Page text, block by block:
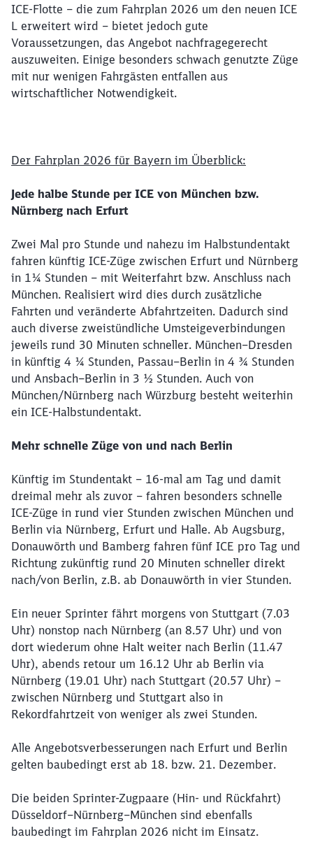
ICE-Flotte – die zum Fahrplan 2026 um den neuen ICE
L erweitert wird – bietet jedoch gute
Voraussetzungen, das Angebot nachfragegerecht
auszuweiten. Einige besonders schwach genutzte Züge
mit nur wenigen Fahrgästen entfallen aus
wirtschaftlicher Notwendigkeit.
Der Fahrplan 2026 für Bayern im Überblick:
Jede halbe Stunde per ICE von München bzw.
Nürnberg nach Erfurt
Zwei Mal pro Stunde und nahezu im Halbstundentakt
fahren künftig ICE-Züge zwischen Erfurt und Nürnberg
in 1¼ Stunden – mit Weiterfahrt bzw. Anschluss nach
München. Realisiert wird dies durch zusätzliche
Fahrten und veränderte Abfahrtzeiten. Dadurch sind
auch diverse zweistündliche Umsteigeverbindungen
jeweils rund 30 Minuten schneller. München–Dresden
in künftig 4 ¼ Stunden, Passau–Berlin in 4 ¾ Stunden
und Ansbach–Berlin in 3 ½ Stunden. Auch von
München/Nürnberg nach Würzburg besteht weiterhin
ein ICE-Halbstundentakt.
Mehr schnelle Züge von und nach Berlin
Künftig im Stundentakt – 16-mal am Tag und damit
dreimal mehr als zuvor – fahren besonders schnelle
ICE-Züge in rund vier Stunden zwischen München und
Berlin via Nürnberg, Erfurt und Halle. Ab Augsburg,
Donauwörth und Bamberg fahren fünf ICE pro Tag und
Richtung zukünftig rund 20 Minuten schneller direkt
nach/von Berlin, z.B. ab Donauwörth in vier Stunden.
Ein neuer Sprinter fährt morgens von Stuttgart (7.03
Uhr) nonstop nach Nürnberg (an 8.57 Uhr) und von
dort wiederum ohne Halt weiter nach Berlin (11.47
Uhr), abends retour um 16.12 Uhr ab Berlin via
Nürnberg (19.01 Uhr) nach Stuttgart (20.57 Uhr) –
zwischen Nürnberg und Stuttgart also in
Rekordfahrtzeit von weniger als zwei Stunden.
Alle Angebotsverbesserungen nach Erfurt und Berlin
gelten baubedingt erst ab 18. bzw. 21. Dezember.
Die beiden Sprinter-Zugpaare (Hin- und Rückfahrt)
Düsseldorf–Nürnberg–München sind ebenfalls
baubedingt im Fahrplan 2026 nicht im Einsatz.